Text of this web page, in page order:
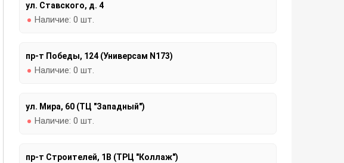
ул. Ставского, д. 4
Наличие: 0 шт.
пр-т Победы, 124 (Универсам N173)
Наличие: 0 шт.
ул. Мира, 60 (ТЦ "Западный")
Наличие: 0 шт.
пр-т Строителей, 1В (ТРЦ "Коллаж")